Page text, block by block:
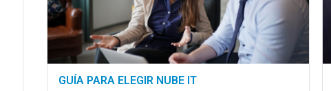
GUÍA PARA ELEGIR NUBE IT